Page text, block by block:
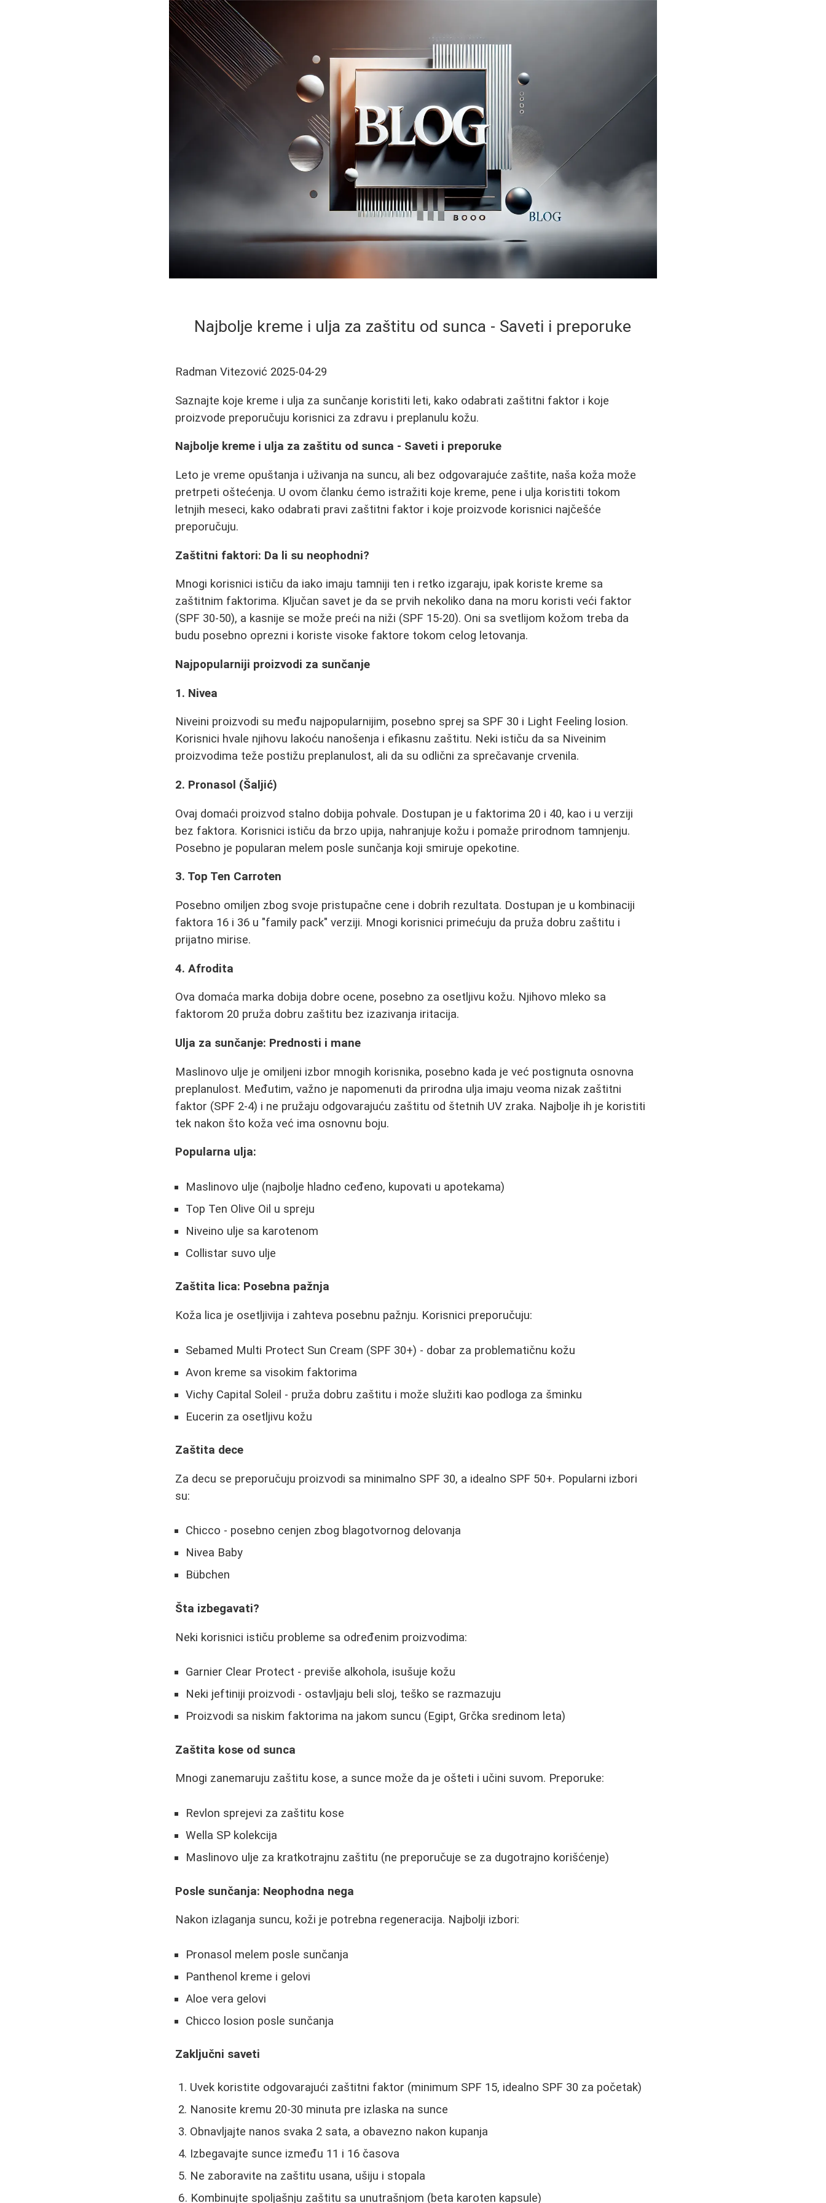
Najbolje kreme i ulja za zaštitu od sunca - Saveti i preporuke
Radman Vitezović 2025-04-29
Saznajte koje kreme i ulja za sunčanje koristiti leti, kako odabrati zaštitni faktor i koje
proizvode preporučuju korisnici za zdravu i preplanulu kožu.
Najbolje kreme i ulja za zaštitu od sunca - Saveti i preporuke
Leto je vreme opuštanja i uživanja na suncu, ali bez odgovarajuće zaštite, naša koža može
pretrpeti oštećenja. U ovom članku ćemo istražiti koje kreme, pene i ulja koristiti tokom
letnjih meseci, kako odabrati pravi zaštitni faktor i koje proizvode korisnici najčešće
preporučuju.
Zaštitni faktori: Da li su neophodni?
Mnogi korisnici ističu da iako imaju tamniji ten i retko izgaraju, ipak koriste kreme sa
zaštitnim faktorima. Ključan savet je da se prvih nekoliko dana na moru koristi veći faktor
(SPF 30-50), a kasnije se može preći na niži (SPF 15-20). Oni sa svetlijom kožom treba da
budu posebno oprezni i koriste visoke faktore tokom celog letovanja.
Najpopularniji proizvodi za sunčanje
1. Nivea
Niveini proizvodi su među najpopularnijim, posebno sprej sa SPF 30 i Light Feeling losion.
Korisnici hvale njihovu lakoću nanošenja i efikasnu zaštitu. Neki ističu da sa Niveinim
proizvodima teže postižu preplanulost, ali da su odlični za sprečavanje crvenila.
2. Pronasol (Šaljić)
Ovaj domaći proizvod stalno dobija pohvale. Dostupan je u faktorima 20 i 40, kao i u verziji
bez faktora. Korisnici ističu da brzo upija, nahranjuje kožu i pomaže prirodnom tamnjenju.
Posebno je popularan melem posle sunčanja koji smiruje opekotine.
3. Top Ten Carroten
Posebno omiljen zbog svoje pristupačne cene i dobrih rezultata. Dostupan je u kombinaciji
faktora 16 i 36 u "family pack" verziji. Mnogi korisnici primećuju da pruža dobru zaštitu i
prijatno mirise.
4. Afrodita
Ova domaća marka dobija dobre ocene, posebno za osetljivu kožu. Njihovo mleko sa
faktorom 20 pruža dobru zaštitu bez izazivanja iritacija.
Ulja za sunčanje: Prednosti i mane
Maslinovo ulje je omiljeni izbor mnogih korisnika, posebno kada je već postignuta osnovna
preplanulost. Međutim, važno je napomenuti da prirodna ulja imaju veoma nizak zaštitni
faktor (SPF 2-4) i ne pružaju odgovarajuću zaštitu od štetnih UV zraka. Najbolje ih je koristiti
tek nakon što koža već ima osnovnu boju.
Popularna ulja:
Maslinovo ulje (najbolje hladno ceđeno, kupovati u apotekama)
Top Ten Olive Oil u spreju
Niveino ulje sa karotenom
Collistar suvo ulje
Zaštita lica: Posebna pažnja
Koža lica je osetljivija i zahteva posebnu pažnju. Korisnici preporučuju:
Sebamed Multi Protect Sun Cream (SPF 30+) - dobar za problematičnu kožu
Avon kreme sa visokim faktorima
Vichy Capital Soleil - pruža dobru zaštitu i može služiti kao podloga za šminku
Eucerin za osetljivu kožu
Zaštita dece
Za decu se preporučuju proizvodi sa minimalno SPF 30, a idealno SPF 50+. Popularni izbori
su:
Chicco - posebno cenjen zbog blagotvornog delovanja
Nivea Baby
Bübchen
Šta izbegavati?
Neki korisnici ističu probleme sa određenim proizvodima:
Garnier Clear Protect - previše alkohola, isušuje kožu
Neki jeftiniji proizvodi - ostavljaju beli sloj, teško se razmazuju
Proizvodi sa niskim faktorima na jakom suncu (Egipt, Grčka sredinom leta)
Zaštita kose od sunca
Mnogi zanemaruju zaštitu kose, a sunce može da je ošteti i učini suvom. Preporuke:
Revlon sprejevi za zaštitu kose
Wella SP kolekcija
Maslinovo ulje za kratkotrajnu zaštitu (ne preporučuje se za dugotrajno korišćenje)
Posle sunčanja: Neophodna nega
Nakon izlaganja suncu, koži je potrebna regeneracija. Najbolji izbori:
Pronasol melem posle sunčanja
Panthenol kreme i gelovi
Aloe vera gelovi
Chicco losion posle sunčanja
Zaključni saveti
Uvek koristite odgovarajući zaštitni faktor (minimum SPF 15, idealno SPF 30 za početak)
Nanosite kremu 20-30 minuta pre izlaska na sunce
Obnavljajte nanos svaka 2 sata, a obavezno nakon kupanja
Izbegavajte sunce između 11 i 16 časova
Ne zaboravite na zaštitu usana, ušiju i stopala
Kombinujte spoljašnju zaštitu sa unutrašnjom (beta karoten kapsule)